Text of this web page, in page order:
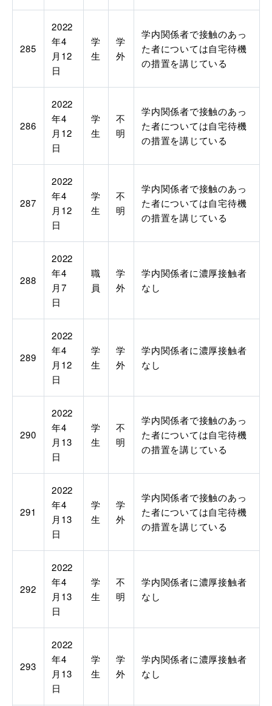
285
2022
年4
月12
日
学
生
学
外
学内関係者で接触のあっ
た者については自宅待機
の措置を講じている
286
2022
年4
月12
日
学
生
不
明
学内関係者で接触のあっ
た者については自宅待機
の措置を講じている
287
2022
年4
月12
日
学
生
不
明
学内関係者で接触のあっ
た者については自宅待機
の措置を講じている
288
2022
年4
月7
日
職
員
学
外
学内関係者に濃厚接触者
なし
289
2022
年4
月 12
日
学
生
学
外
学内関係者に濃厚接触者
なし
290
2022
年4
月 13
日
学
生
不
明
学内関係者で接触のあっ
た者については自宅待機
の措置を講じている
291
2022
年4
月 13
日
学
生
学
外
学内関係者で接触のあっ
た者については自宅待機
の措置を講じている
292
2022
年4
月 13
日
学
生
不
明
学内関係者に濃厚接触者
なし
293
2022
年4
月 13
日
学
生
学
外
学内関係者に濃厚接触者
なし